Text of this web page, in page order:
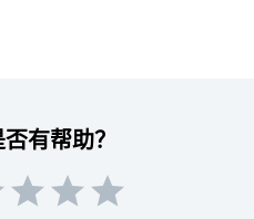
有帮助？